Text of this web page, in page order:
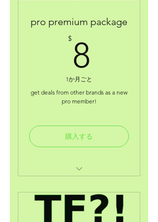
pro premium package
$ 8
1か月ごと
get deals from other brands as a new
pro member!
購入する
coaching discount w/broadway
actress/producer jnycoleralp